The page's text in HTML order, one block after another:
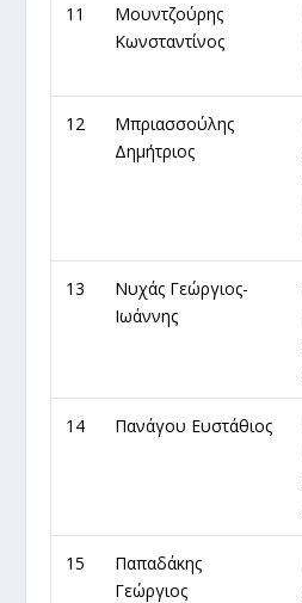
11
Μουντζούρης
Κωνσταντίνος
12
Μπριασσούλης
Δημήτριος
13
Νυχάς Γεώργιος-
Ιωάννης
14 Πανάγου Ευστάθιος
15
Παπαδάκης
Γεώργιος